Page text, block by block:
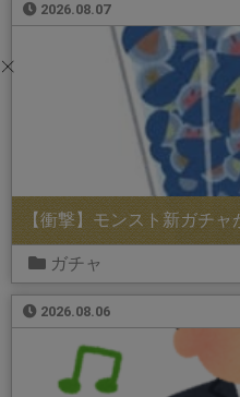
2026.08.07
【衝撃】モンスト新ガチ
ガチャ
2026.08.06